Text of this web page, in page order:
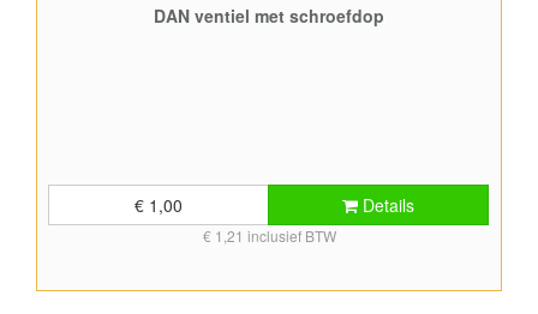
DAN ventiel met schroefdop
€ 1,00 Details
€ 1,21 inclusief BTW